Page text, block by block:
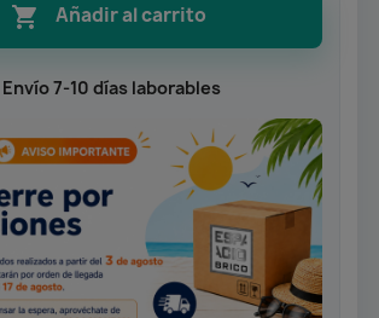
 Añadir al carrito
7-10 días laborables